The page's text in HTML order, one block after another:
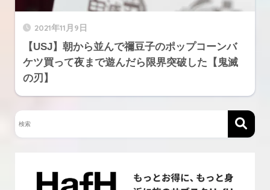
2021年11月9日
【USJ】朝から並んで禰豆子のポップコーンバ
ケツ買って夜まで遊んだら限界突破した【鬼滅
の刃】